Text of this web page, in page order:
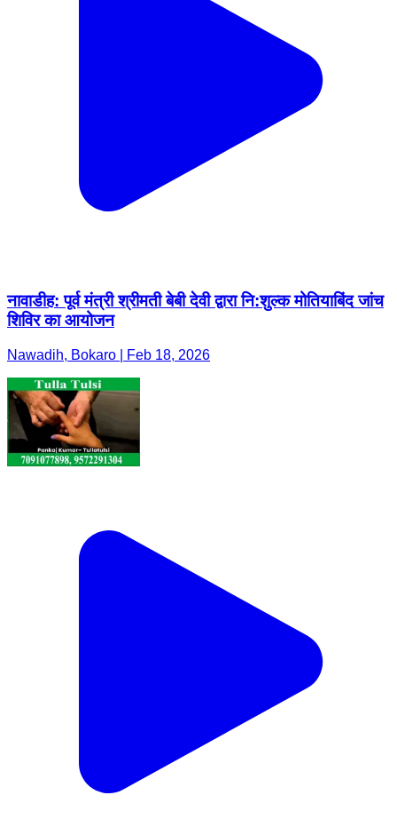
नावाडीह: पूर्व मंत्री श्रीमती बेबी देवी द्वारा नि:शुल्क मोतियाबिंद जांच
शिविर का आयोजन
Nawadih, Bokaro | Feb 18, 2026